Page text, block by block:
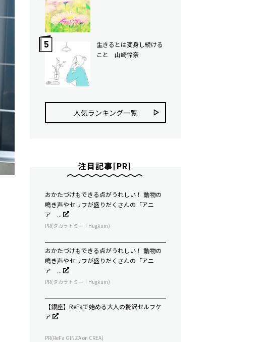
生きるとは変身し続ける
こと 山崎怜奈
人気ランキング⼀覧
注目記事[PR]
おかたづけもできる点がうれしい！ 動物の
鳴き声やセリフが盛りだくさんの「アニ
ア ...
PR(タカラトミー｜Hugkum)
おかたづけもできる点がうれしい！ 動物の
鳴き声やセリフが盛りだくさんの「アニ
ア ...
PR(タカラトミー｜Hugkum)
【銀座】ReFaで始める大人の贅沢セルフケ
ア
PR(ReFa GINZA on CREA)